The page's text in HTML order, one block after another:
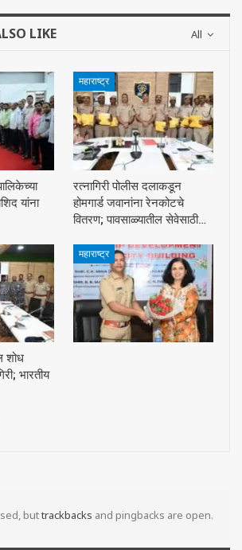
All
LIKE
यांना
महाराष्ट्र
रत्नागिरी पोलीस दलाकडून
होमगार्ड जवानांना रेनकोटचे
वितरण; पावसाळ्यातील सेवेसाठी…
शोध
भारतीय
महाराष्ट्र
buttrackbacks and pingbacks are open.